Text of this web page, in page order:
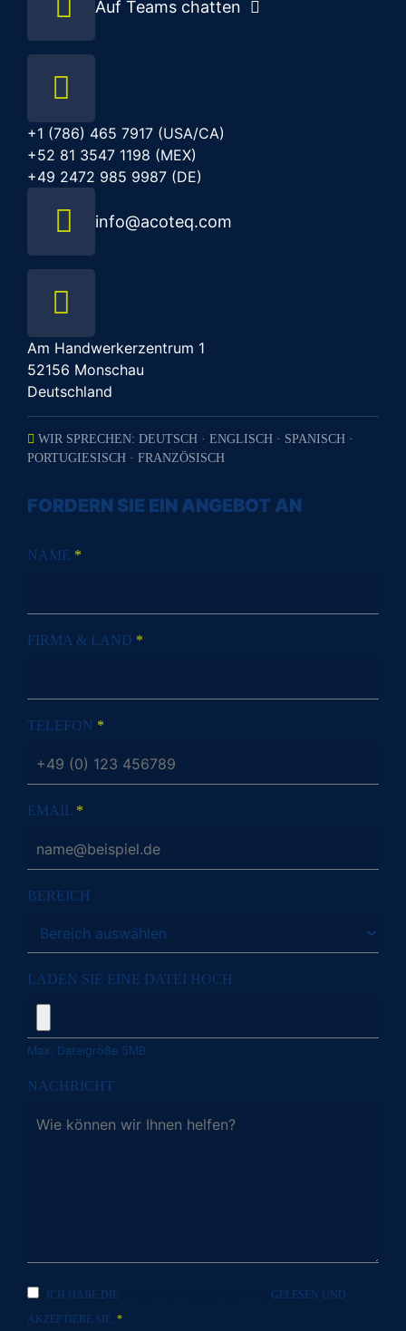
Auf Teams chatten
+1 (786) 465 7917 (USA/CA)
+52 81 3547 1198 (MEX)
+49 2472 985 9987 (DE)
info@acoteq.com
Am Handwerkerzentrum 1
52156 Monschau
Deutschland
WIR SPRECHEN: DEUTSCH · ENGLISCH · SPANISCH ·
PORTUGIESISCH · FRANZÖSISCH
FORDERN SIE EIN ANGEBOT AN
NAME *
FIRMA & LAND *
TELEFON *
EMAIL *
BEREICH
LADEN SIE EINE DATEI HOCH
Max. Dateigröße 5MB
NACHRICHT
ICH HABE DIE
GELESEN UND
AKZEPTIERE SIE. *